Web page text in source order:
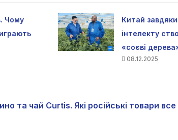
Чому
Китай
інтелекту
«соєві
08.12.2025
та чай Curtis. Які російські товари